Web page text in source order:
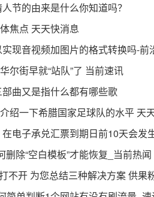
节的由来是什么你知道吗？
焦点 天天快消息
现音视频加图片的格式转换吗-前
尔街早就“站队”了 当前速讯
曲又是指什么都有哪些歌
绍一下希腊国家足球队的水平 天
电子承兑汇票到期日前10天会发
除“空白模板”才能恢复_当前热闻
不开 为您总结三种解决方案 供果